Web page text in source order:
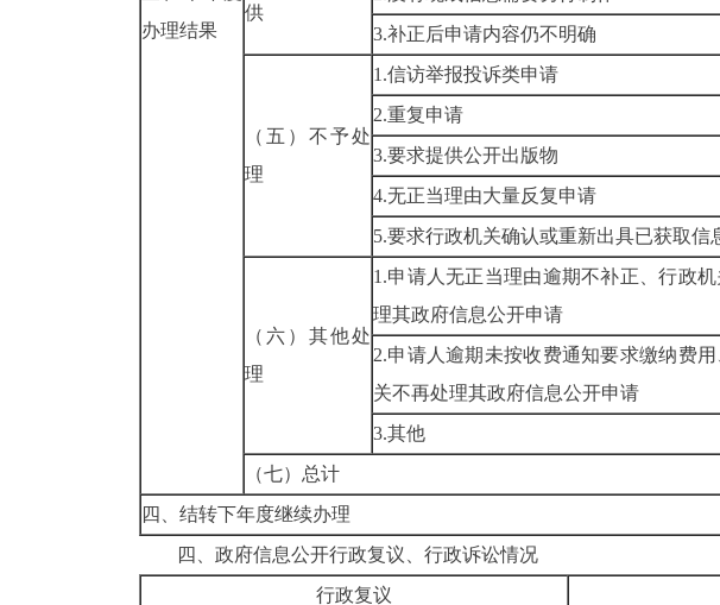
办理结果
供
3.补正后申请内容仍不明确
（五）不予处
理
1.信访举报投诉类申请
2.重复申请
3.要求提供公开出版物
4.无正当理由大量反复申请
5.要求行政机关确认或重新出具已获取信
（六）其他处
理
1.申请人无正当理由逾期不补正、行政
理其政府信息公开申请
2.申请人逾期未按收费通知要求缴纳费
关不再处理其政府信息公开申请
3.其他
（七）总计
四、结转下年度继续办理
四、政府信息公开行政复议、行政诉讼情况
行政复议